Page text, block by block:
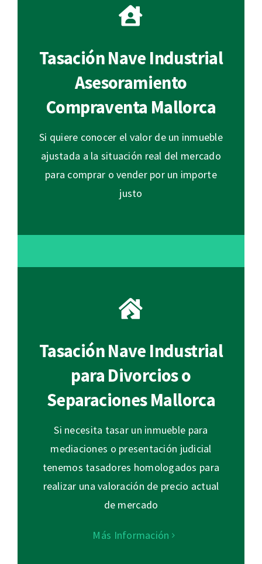
Tasación Nave Industrial
Asesoramiento
Compraventa Mallorca
Si quiere conocer el valor de un inmueble
ajustada a la situación real del mercado
para comprar o vender por un importe
justo
Tasación Nave Industrial
para Divorcios o
Separaciones Mallorca
Si necesita tasar un inmueble para
mediaciones o presentación judicial
tenemos tasadores homologados para
realizar una valoración de precio actual
de mercado
Más Información